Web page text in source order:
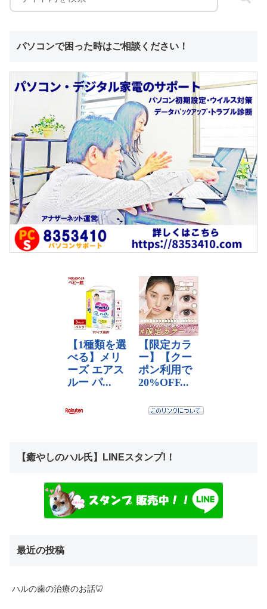
パソコンで困った時はご相談ください！
【癒やしのハル氏】LINEスタンプ!！
最近の投稿
ハルの歯の治療のお話🦷